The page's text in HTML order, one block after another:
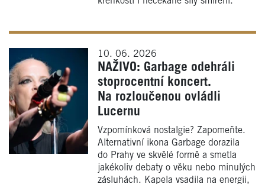
10. 06. 2026
NAŽIVO: Garbage odehráli
stoprocentní koncert.
Na rozloučenou ovládli
Lucernu
Vzpomínková nostalgie? Zapomeňte.
Alternativní ikona Garbage dorazila
do Prahy ve skvělé formě a smetla
jakékoliv debaty o věku nebo minulých
zásluhách. Kapela vsadila na energii,